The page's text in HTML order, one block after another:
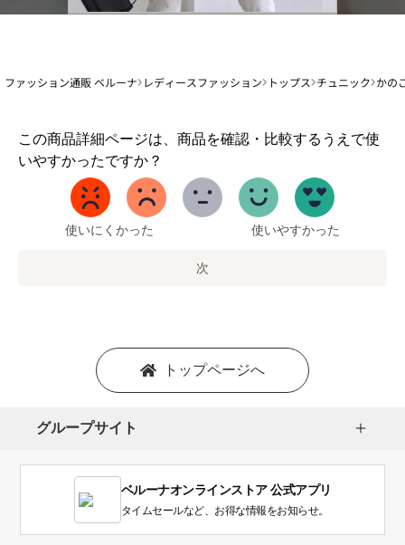
ファッション通販 ベルーナ レディースファッション トップス チュニック かの
この商品詳細ページは、商品を確認・比較するうえで使
いやすかったですか？
1
か
い
使いにくかった 使いやすかった
次
トップページへ
グループサイト
ベルーナオンラインストア 公式アプリ
タイムセールなど、お得な情報をお知らせ。